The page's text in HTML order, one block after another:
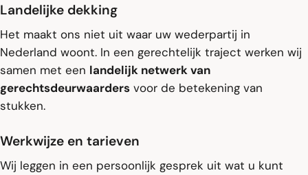
Landelijke dekking
Het maakt ons niet uit waar uw wederpartij in
Nederland woont. In een gerechtelijk traject werken wij
samen met een landelijk netwerk van
gerechtsdeurwaarders voor de betekening van
stukken.
Werkwijze en tarieven
Wij leggen in een persoonlijk gesprek uit wat u kunt